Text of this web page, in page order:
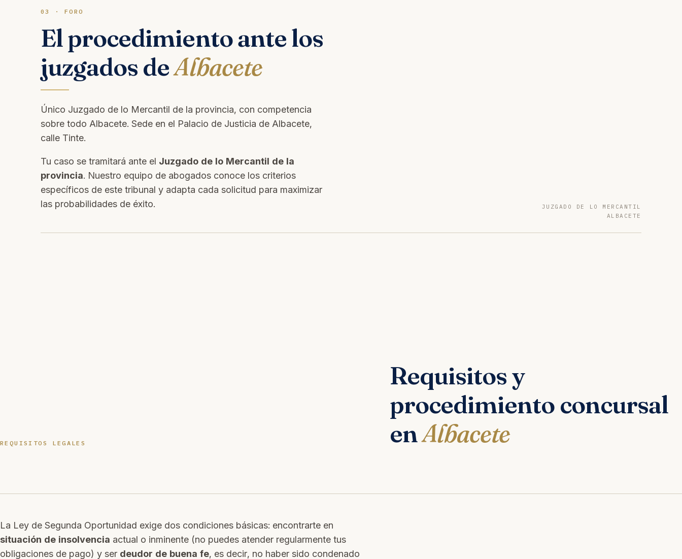
03 · FORO
El procedimiento ante los
juzgados deAlbacete
Único Juzgado de lo Mercantil de la provincia, con competencia
sobre todo Albacete. Sede en el Palacio de Justicia de Albacete,
calle Tinte.
Tu caso se tramitará ante el Juzgado de lo Mercantil de la
provincia. Nuestro equipo de abogados conoce los criterios
específicos de este tribunal y adapta cada solicitud para maximizar
las probabilidades de éxito.
JUZGADO DE LO MERCANTIL
ALBACETE
REQUISITOS LEGALES
Requisitos y
procedimiento concursal
enAlbacete
La Ley de Segunda Oportunidad exige dos condiciones básicas: encontrarte en
situación de insolvencia actual o inminente (no puedes atender regularmente tus
obligaciones de pago) y ser deudor de buena fe, es decir, no haber sido condenado